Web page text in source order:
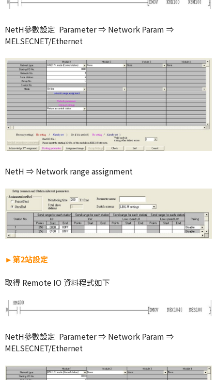
NetH參數設定 Parameter ⇒ Network Param ⇒
MELSECNET/Ethernet
NetH ⇒ Network range assignment
►第2站設定
取得 Remote IO 資料程式如下
NetH參數設定 Parameter ⇒ Network Param ⇒
MELSECNET/Ethernet